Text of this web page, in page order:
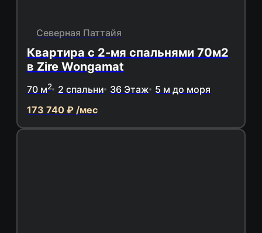
Северная Паттайя
Квартира с 2-мя спальнями 70м2
в Zire Wongamat
70 м2 2 спальни 36 Этаж 5 м до моря
173 740 ₽ /мес